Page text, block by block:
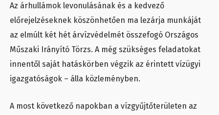
Az árhullámok levonulásának és a kedvező
előrejelzéseknek köszönhetően ma lezárja munkáját
az elmúlt két hét árvízvédelmét összefogó Országos
Műszaki Irányító Törzs. A még szükséges feladatokat
innentől saját hatáskörben végzik az érintett vízügyi
igazgatóságok – álla közleményben.
A most következő napokban a vízgyűjtőterületen az